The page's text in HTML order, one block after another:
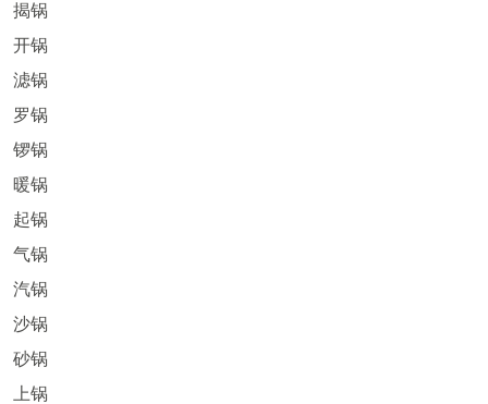
揭锅
开锅
滤锅
罗锅
锣锅
暖锅
起锅
气锅
汽锅
沙锅
砂锅
上锅